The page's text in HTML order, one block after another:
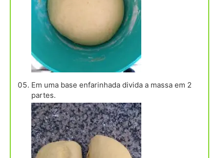
Em uma base enfarinhada divida a massa em 2
partes.